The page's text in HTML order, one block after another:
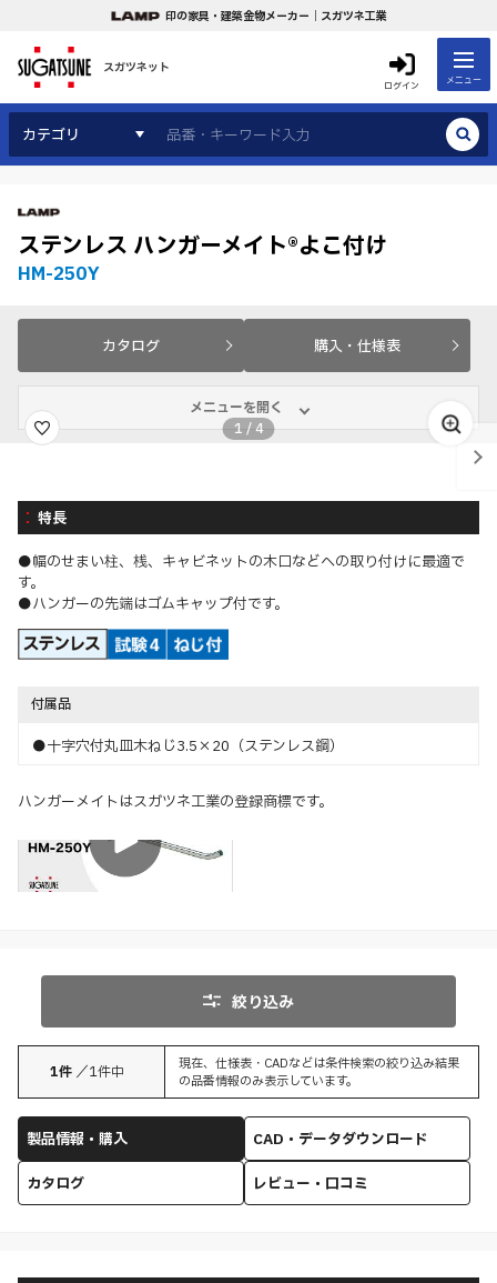
印の家具・建築金物メーカー｜スガツネ工業
スガツネット
ログイン メニュー
カテゴリ
ステンレス ハンガーメイト®よこ付け
HM-250Y
カタログ 購入・仕様表
メニューを開く
1 /4
特長
●幅のせまい柱、桟、キャビネットの木口などへの取り付けに最適で
す。
●ハンガーの先端はゴムキャップ付です。
付属品
●十字穴付丸皿木ねじ3.5×20（ステンレス鋼）
ハンガーメイトはスガツネ工業の登録商標です。
絞り込み
1件 ／1件中
現在、仕様表・CADなどは条件検索の絞り込み結果
の品番情報のみ表示しています。
製品情報・購入
CAD・データダウンロード
カタログ
レビュー・口コミ